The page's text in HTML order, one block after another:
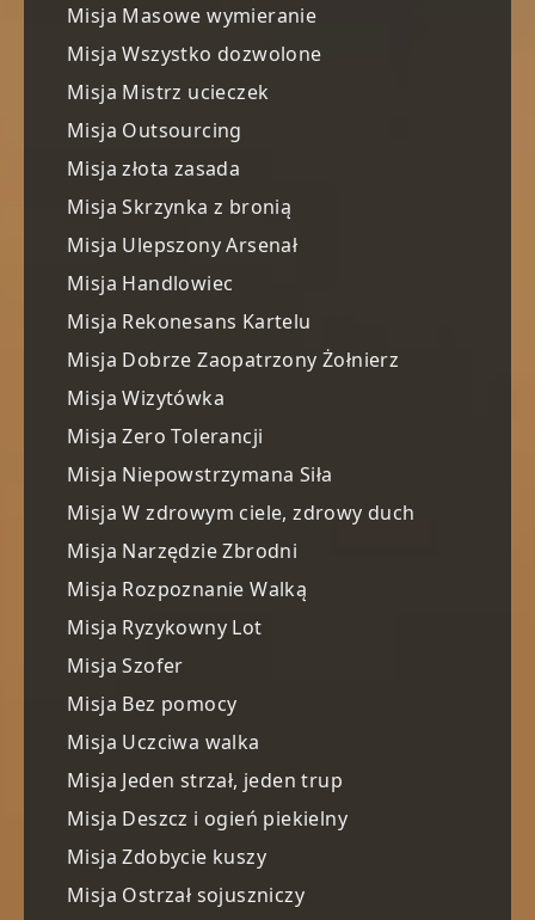
Misja Masowe wymieranie
Misja Wszystko dozwolone
Misja Mistrz ucieczek
Misja Outsourcing
Misja złota zasada
Misja Skrzynka z bronią
Misja Ulepszony Arsenał
Misja Handlowiec
Misja Rekonesans Kartelu
Misja Dobrze Zaopatrzony Żołnierz
Misja Wizytówka
Misja Zero Tolerancji
Misja Niepowstrzymana Siła
Misja W zdrowym ciele, zdrowy duch
Misja Narzędzie Zbrodni
Misja Rozpoznanie Walką
Misja Ryzykowny Lot
Misja Szofer
Misja Bez pomocy
Misja Uczciwa walka
Misja Jeden strzał, jeden trup
Misja Deszcz i ogień piekielny
Misja Zdobycie kuszy
Misja Ostrzał sojuszniczy